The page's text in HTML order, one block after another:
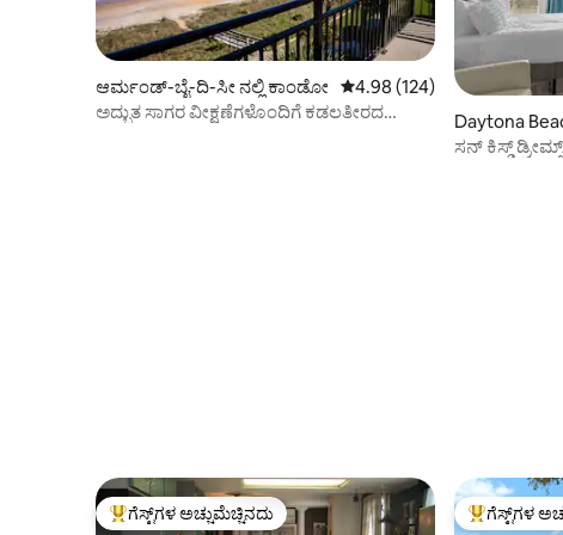
ಆರ್ಮಂಡ್-ಬೈ-ದಿ-ಸೀ ನಲ್ಲಿ ಕಾಂಡೋ 5 ರಲ್ಲಿ 4.98 ಸರಾಸರಿ ರೇಟಿಂಗ್,
4.98 (124)
ಅದ್ಭುತ ಸಾಗರ ವೀಕ್ಷಣೆಗಳೊಂದಿಗೆ ಕಡಲತೀರದ
Daytona
ಸನ್ ಕಿಸ್ಡ್
ಗೆಸ್ಟ್‌ಗಳಿಗೆ ಅತಿ ಹೆಚ್ಚು ಅಚ್ಚುಮೆಚ್ಚಿನದು
ಗೆಸ್ಟ್‌ಗಳ ಅಚ್ಚುಮೆಚ್ಚಿನದು ಗೆಸ್ಟ್‌ಗಳಿಗೆ ಅತಿ
ಗೆಸ್ಟ್‌ಗಳ